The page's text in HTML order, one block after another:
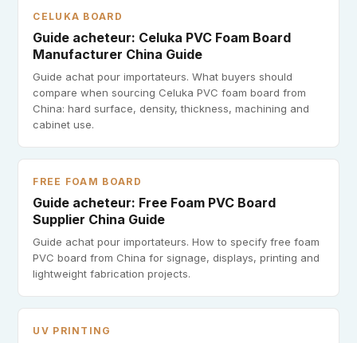
CELUKA BOARD
Guide acheteur: Celuka PVC Foam Board
Manufacturer China Guide
Guide achat pour importateurs. What buyers should
compare when sourcing Celuka PVC foam board from
China: hard surface, density, thickness, machining and
cabinet use.
FREE FOAM BOARD
Guide acheteur: Free Foam PVC Board
Supplier China Guide
Guide achat pour importateurs. How to specify free foam
PVC board from China for signage, displays, printing and
lightweight fabrication projects.
UV PRINTING